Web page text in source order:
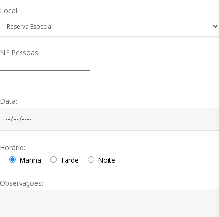
Local:
N.º Pessoas:
Data:
Horário:
Manhã
Tarde Noite
Observações: